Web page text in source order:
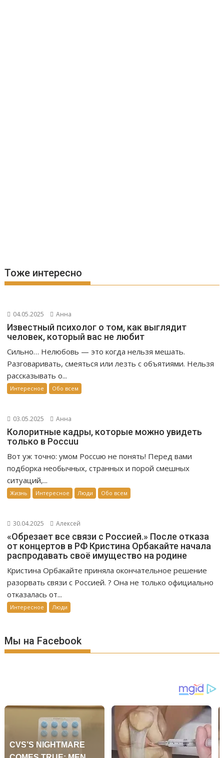
Тоже интересно
04.05.2025 Анна
Известный психолог о том, как выглядит
человек, который вас не любит
Сильно… Нелюбовь — это когда нельзя мешать.
Разговаривать, смеяться или лезть с объятиями. Нельзя
рассказывать о...
Интересное Обо всем
03.05.2025 Анна
Колоритные кадры, которые можно увидеть
только в Россuu
Вот уж точно: умом Россuю не понять! Перед вами
подборка необычных, странных и порой смешных
ситуаций,...
Жизнь Интересное Люди Обо всем
30.04.2025 Алексей
«Обрезает все связи с Россией.» После отказа
от концертов в РФ Кристина Орбакайте начала
распродавать своё имущество на родине
Кристина Орбакайте приняла окончательное решение
разорвать связи с Россией. ? Она не только официально
отказалась от...
Интересное Люди
Мы на Facebook